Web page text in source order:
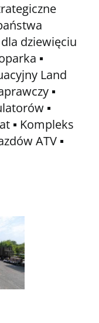
dziewięciu
▪️
Land
▪️
▪️
▪️ Kompleks
ATV ▪️